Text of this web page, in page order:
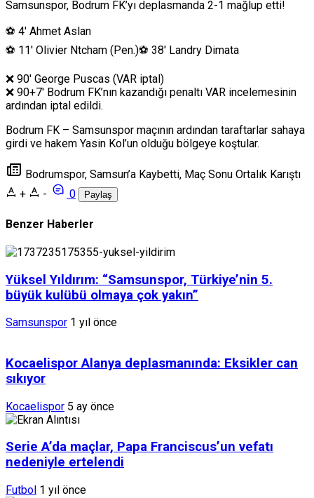
Samsunspor, Bodrum FK’yı deplasmanda 2-1 mağlup etti!
⚽️ 4′ Ahmet Aslan
⚽️ 11′ Olivier Ntcham (Pen.)⚽️ 38′ Landry Dimata
❌ 90′ George Puscas (VAR iptal)
❌ 90+7′ Bodrum FK’nın kazandığı penaltı VAR incelemesinin
ardından iptal edildi.
Bodrum FK – Samsunspor maçının ardından taraftarlar sahaya
girdi ve hakem Yasin Kol’un olduğu bölgeye koştular.
Bodrumspor, Samsun’a Kaybetti, Maç Sonu Ortalık Karıştı
+
- 0 Paylaş
Benzer Haberler
Yüksel Yıldırım: “Samsunspor, Türkiye’nin 5.
büyük kulübü olmaya çok yakın”
Samsunspor 1 yıl önce
Kocaelispor Alanya deplasmanında: Eksikler can
sıkıyor
Kocaelispor 5 ay önce
Serie A’da maçlar, Papa Franciscus’un vefatı
nedeniyle ertelendi
Futbol 1 yıl önce